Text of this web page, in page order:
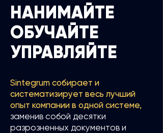
НАНИМАЙТЕ
ОБУЧАЙТЕ
УПРАВЛЯЙТЕ
Sintegrum собирает и
систематизирует весь лучший
опыт компании в одной системе,
заменив собой десятки
разрозненных документов и